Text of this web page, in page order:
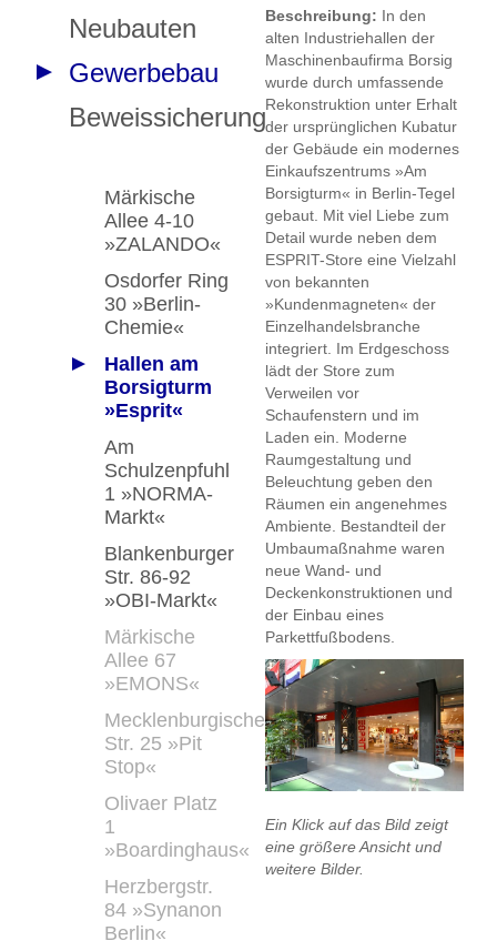
Neubauten
Gewerbebau
Beweissicherung
Märkische
Allee 4-10
»ZALANDO«
Osdorfer Ring
30 »Berlin-
Chemie«
Hallen am
Borsigturm
»Esprit«
Am
Schulzenpfuhl
1 »NORMA-
Markt«
Blankenburger
Str. 86-92
»OBI-Markt«
Märkische
Allee 67
»EMONS«
Mecklenburgische
Str. 25 »Pit
Stop«
Olivaer Platz
1
»Boardinghaus«
Herzbergstr.
84 »Synanon
Berlin«
Beschreibung: In den
alten Industriehallen der
Maschinenbaufirma Borsig
wurde durch umfassende
Rekonstruktion unter Erhalt
der ursprünglichen Kubatur
der Gebäude ein modernes
Einkaufszentrums »Am
Borsigturm« in Berlin-Tegel
gebaut. Mit viel Liebe zum
Detail wurde neben dem
ESPRIT-Store eine Vielzahl
von bekannten
»Kundenmagneten« der
Einzelhandelsbranche
integriert. Im Erdgeschoss
lädt der Store zum
Verweilen vor
Schaufenstern und im
Laden ein. Moderne
Raumgestaltung und
Beleuchtung geben den
Räumen ein angenehmes
Ambiente. Bestandteil der
Umbaumaßnahme waren
neue Wand- und
Deckenkonstruktionen und
der Einbau eines
Parkettfußbodens.
Ein Klick auf das Bild zeigt
eine größere Ansicht und
weitere Bilder.